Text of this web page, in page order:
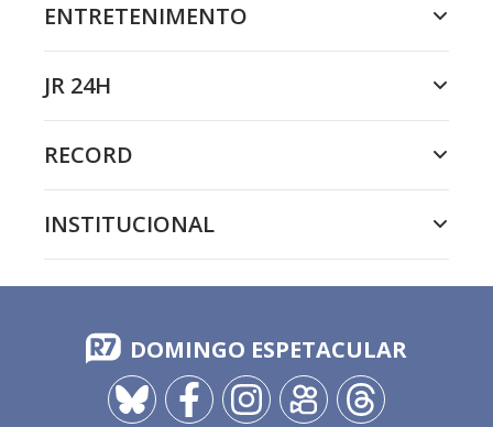
ENTRETENIMENTO
JR 24H
RECORD
INSTITUCIONAL
DOMINGO ESPETACULAR